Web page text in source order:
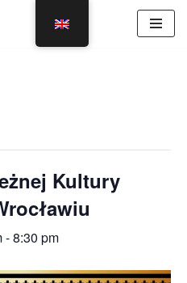
Kultury
-8:30 pm